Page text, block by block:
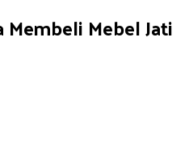
Membeli Mebel Jati